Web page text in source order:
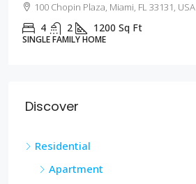
100 Chopin Plaza, Miami, FL 33131, USA
4 2 1200 Sq Ft
SINGLE FAMILY HOME
Discover
Residential
Apartment